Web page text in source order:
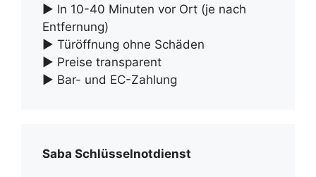
► In 10-40 Minuten vor Ort (je nach
Entfernung)
► Türöffnung ohne Schäden
► Preise transparent
► Bar- und EC-Zahlung
Saba Schlüsselnotdienst